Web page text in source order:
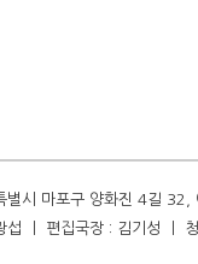
별시 마포구 양화진 4길
섭 ㅣ 편집국장 : 김기성